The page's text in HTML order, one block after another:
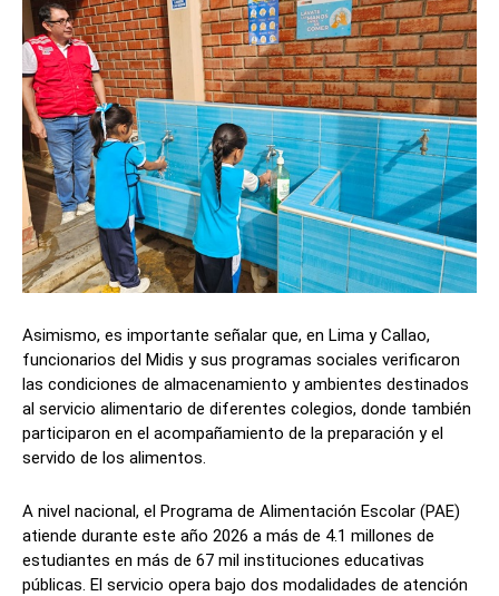
Asimismo, es importante señalar que, en Lima y Callao,
funcionarios del Midis y sus programas sociales verificaron
las condiciones de almacenamiento y ambientes destinados
al servicio alimentario de diferentes colegios, donde también
participaron en el acompañamiento de la preparación y el
servido de los alimentos.
A nivel nacional, el Programa de Alimentación Escolar (PAE)
atiende durante este año 2026 a más de 4.1 millones de
estudiantes en más de 67 mil instituciones educativas
públicas. El servicio opera bajo dos modalidades de atención